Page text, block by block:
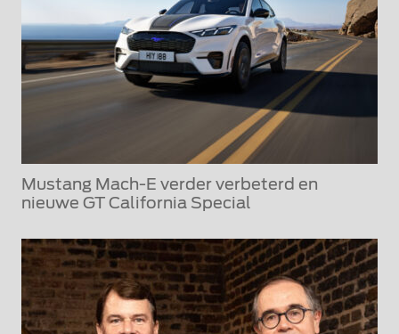
Mustang Mach-E verder verbeterd en
nieuwe GT California Special